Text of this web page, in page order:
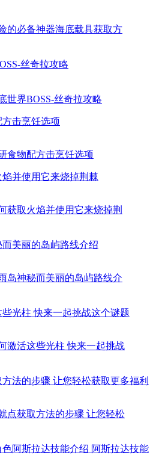
丝奇拉攻略
方击烹饪选项
焰并使用它来烧掉荆棘
而美丽的岛屿路线介绍
些光柱 快来一起挑战这个谜题
方法的步骤 让您轻松获取更多福利
色阿斯拉达技能介绍 阿斯拉达技能